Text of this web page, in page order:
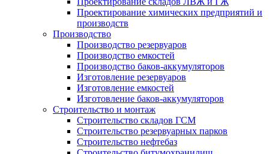
Проектирование химических предприятий и
производств
Производство
Производство резервуаров
Производство емкостей
Производство баков-аккумуляторов
Изготовление резервуаров
Изготовление емкостей
Изготовление баков-аккумуляторов
Строительство и монтаж
Строительство складов ГСМ
Строительство резервуарных парков
Строительство нефтебаз